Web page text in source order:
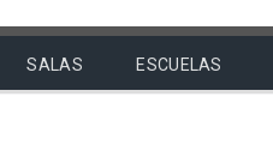
SALAS ESCUELAS